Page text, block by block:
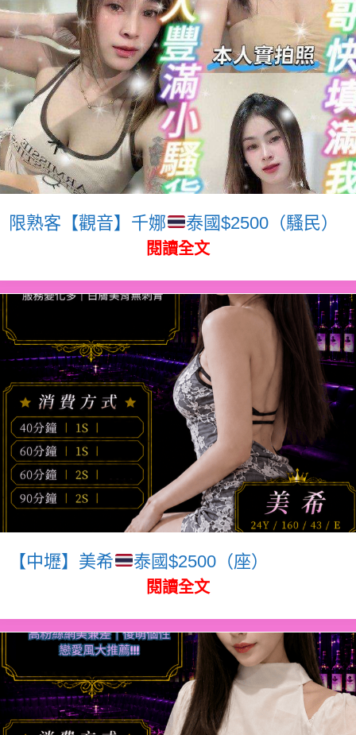
限熟客【觀音】千娜 泰國$2500（騷民）
閱讀全文
【中壢】美希 泰國$2500（座）
閱讀全文